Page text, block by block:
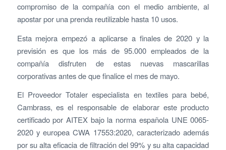
compromiso de la compañía con el medio ambiente, al
apostar por una prenda reutilizable hasta 10 usos.
Esta mejora empezó a aplicarse a finales de 2020 y la
previsión es que los más de 95.000 empleados de la
compañía disfruten de estas nuevas mascarillas
corporativas antes de que finalice el mes de mayo.
El Proveedor Totaler especialista en textiles para bebé,
Cambrass, es el responsable de elaborar este producto
certificado por AITEX bajo la norma española UNE 0065-
2020 y europea CWA 17553:2020, caracterizado además
por su alta eficacia de filtración del 99% y su alta capacidad